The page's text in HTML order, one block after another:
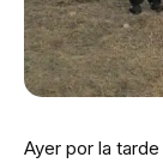
Ayer por la